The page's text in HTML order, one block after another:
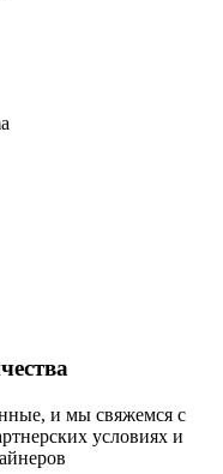
и мы свяжемся с
условиях и